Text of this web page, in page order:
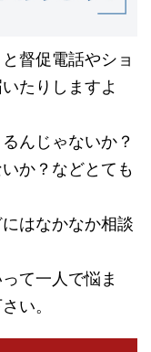
督促電話やショ
たりしますよ
んじゃないか？
か？などとても
はなかなか相談
て一人で悩ま
い。